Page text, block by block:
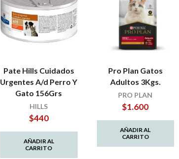
Pate Hills Cuidados
Urgentes A/d Perro Y
Gato 156Grs
HILLS
$440
AÑADIR AL
CARRITO
Pro Plan Gatos
Adultos 3Kgs.
PRO PLAN
$1.600
AÑADIR AL
CARRITO